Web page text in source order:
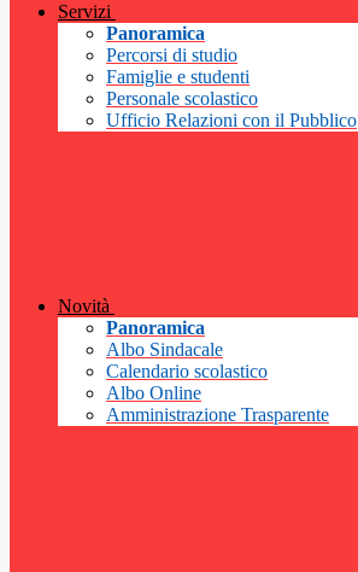
Servizi
Panoramica
Percorsi di studio
Famiglie e studenti
Personale scolastico
Ufficio Relazioni con il Pubblico
Novità
Panoramica
Albo Sindacale
Calendario scolastico
Albo Online
Amministrazione Trasparente